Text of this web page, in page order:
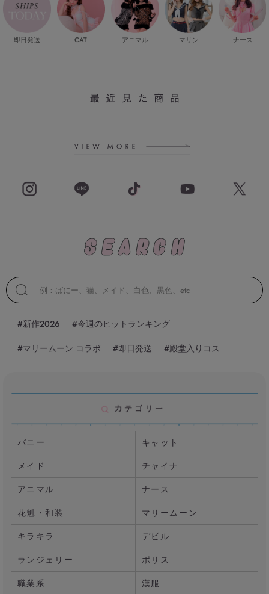
即日発送 CAT アニマル マリン ナース
#新作2026 #今週のヒットランキング
#マリームーン コラボ #即日発送 #殿堂入りコス
バニー
キャット
メイド
チャイナ
アニマル
ナース
花魁・和装
マリームーン
キラキラ
デビル
ランジェリー
ポリス
職業系
漢服